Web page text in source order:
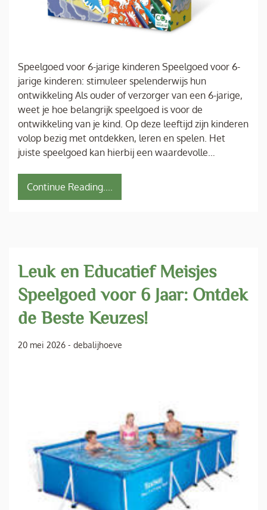
Speelgoed voor 6-jarige kinderen Speelgoed voor 6-
jarige kinderen: stimuleer spelenderwijs hun
ontwikkeling Als ouder of verzorger van een 6-jarige,
weet je hoe belangrijk speelgoed is voor de
ontwikkeling van je kind. Op deze leeftijd zijn kinderen
volop bezig met ontdekken, leren en spelen. Het
juiste speelgoed kan hierbij een waardevolle…
Continue Reading....
Leuk en Educatief Meisjes
Speelgoed voor 6 Jaar: Ontdek
de Beste Keuzes!
20 mei 2026 - debalijhoeve